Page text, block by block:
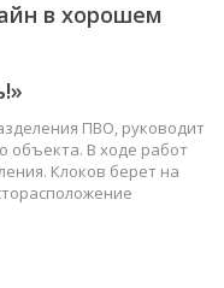
в хорошем
ПВО, руководит
объекта. В ходе работ
Клоков берет на